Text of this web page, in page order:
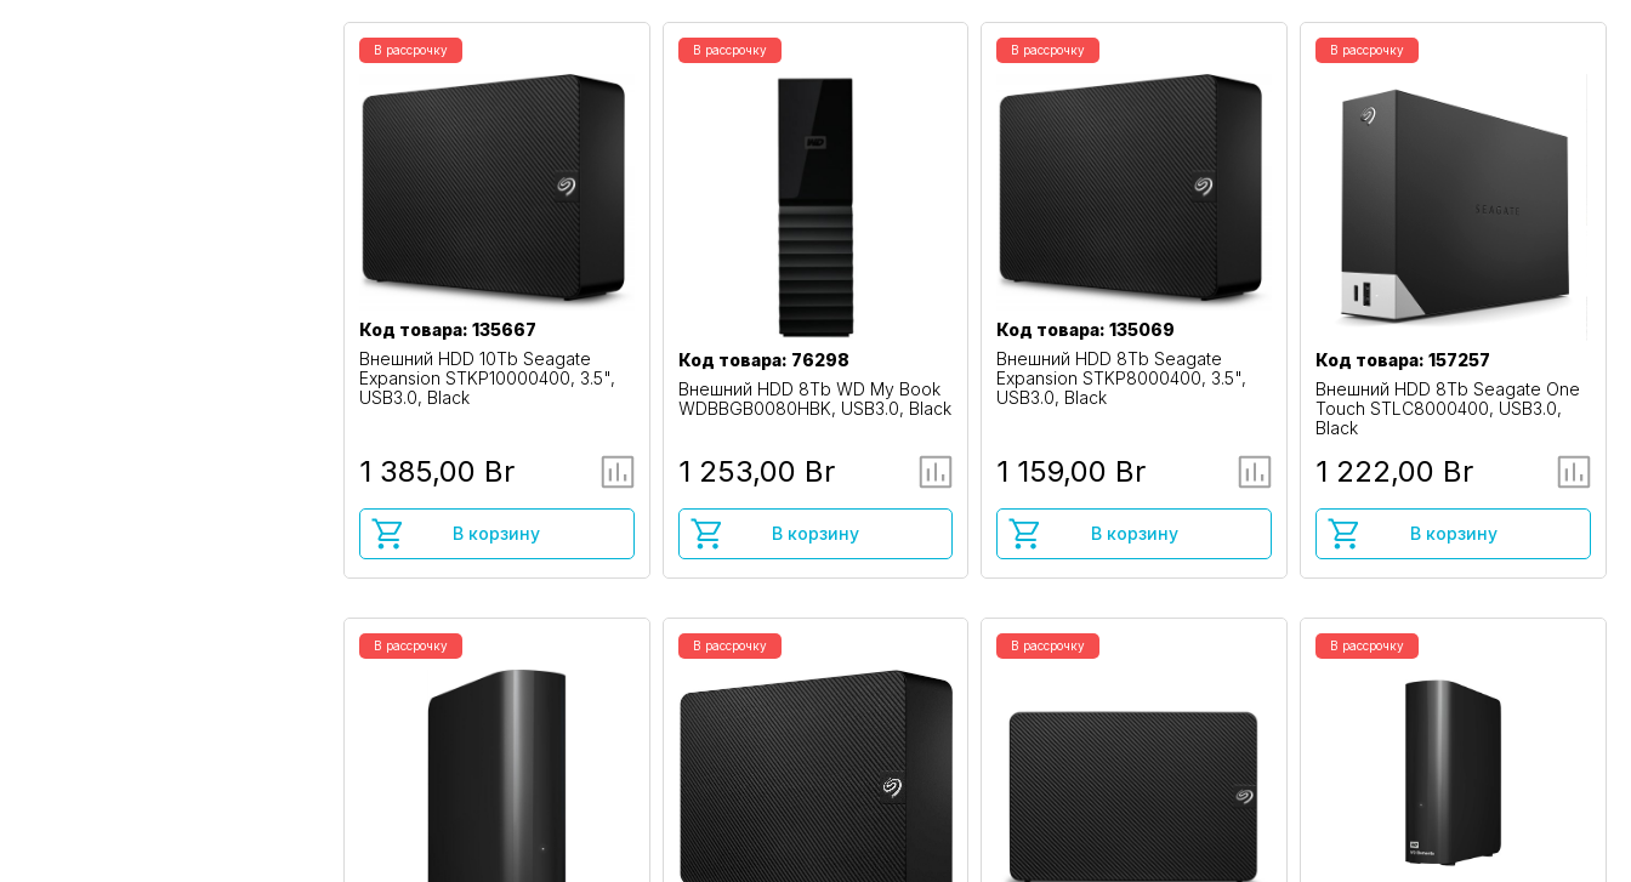
В рассрочку
Код товара: 135667
Внешний HDD 10Tb Seagate
Expansion STKP10000400, 3.5",
USB3.0, Black
1 385,00 Br
В корзину
В рассрочку
Код товара: 76298
Внешний HDD 8Tb WD My Book
WDBBGB0080HBK, USB3.0, Black
1 253,00 Br
В корзину
В рассрочку
Код товара: 135069
Внешний HDD 8Tb Seagate
Expansion STKP8000400, 3.5",
USB3.0, Black
1 159,00 Br
В корзину
В рассрочку
Код товара: 157257
Внешний HDD 8Tb Seagate One
Touch STLC8000400, USB3.0,
Black
1 222,00 Br
В корзину
В рассрочку В рассрочку В рассрочку В рассрочку